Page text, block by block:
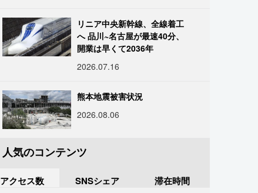
リニア中央新幹線、全線着工
へ 品川~名古屋が最速40分、
開業は早くて2036年
2026.07.16
熊本地震被害状況
2026.08.06
人気のコンテンツ
アクセス数 SNSシェア 滞在時間